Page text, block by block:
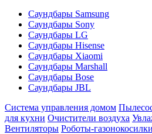
Саундбары Samsung
Саундбары Sony
Саундбары LG
Саундбары Hisense
Саундбары Xiaomi
Саундбары Marshall
Саундбары Bose
Саундбары JBL
Система управления домом
для кухни Очистители воздуха
Вентиляторы Роботы-газонокосилки